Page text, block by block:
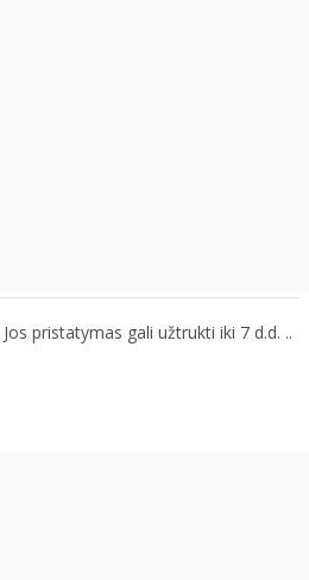
pristatymas gali užtrukti iki 7 d.d. ..